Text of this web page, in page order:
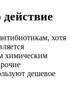
хотя
химическим
дешевое